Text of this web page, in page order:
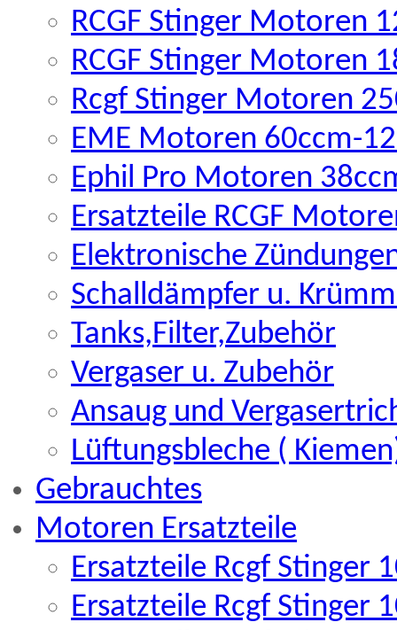
RCGF Stinger Motoren
RCGF Stinger Motoren
Rcgf Stinger Motoren
EME Motoren 60ccm-
Ephil Pro Motoren
Ersatzteile RCGF
Elektronische
Schalldämpfer u.
Tanks,Filter,Zubehör
Vergaser u. Zubehör
Ansaug und
Lüftungsbleche (
Gebrauchtes
Motoren Ersatzteile
Ersatzteile Rcgf Stinger
Ersatzteile Rcgf Stinger